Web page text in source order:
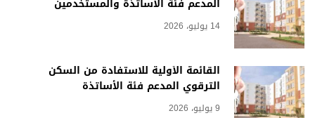
المدعم فئة الأساتذة والمستخدمين
14 يوليو، 2026
القائمة الأولية للاستفادة من السكن
الترقوي المدعم فئة الأساتذة
9 يوليو، 2026